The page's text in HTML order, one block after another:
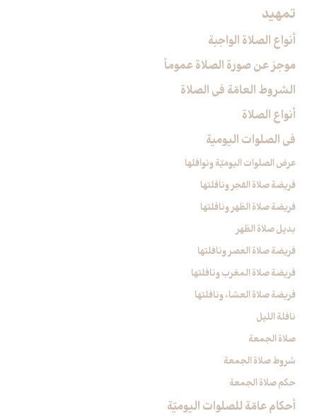
تمهيد
أنواع الصلاة الواجبة
موجز عن صورة الصلاة عموماً
الشروط العامّة في الصلاة
أنواع الصلاة
في الصلوات اليومية
عرض الصلوات اليوميّة ونوافلها
فريضة صلاة الفجر ونافلتها
فريضة صلاة الظهر ونافلتها
بديل صلاة الظهر
فريضة صلاة العصر ونافلتها
فريضة صلاة المغرب ونافلتها
فريضة صلاة العشاء ونافلتها
نافلة الليل
صلاة الجمعة
شروط صلاة الجمعة
حكم صلاة الجمعة
أحكام عامّة للصلوات اليوميّة